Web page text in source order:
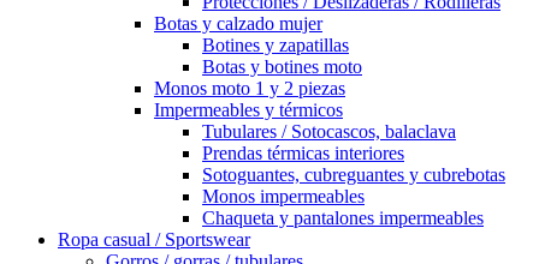
Botas y calzado mujer
Botines y zapatillas
Botas y botines moto
Monos moto 1 y 2 piezas
Impermeables y térmicos
Tubulares / Sotocascos, balaclava
Prendas térmicas interiores
Sotoguantes, cubreguantes y cubrebotas
Monos impermeables
Chaqueta y pantalones impermeables
Ropa casual / Sportswear